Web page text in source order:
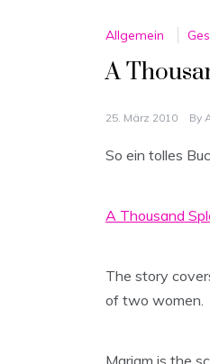
Allgemein
A
25. März 2010 By
So ein tolles
A Thousand
The story
of two women.